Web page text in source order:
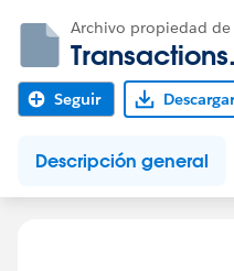
Archivo propiedad de
Seguir Descargar
Descripción general